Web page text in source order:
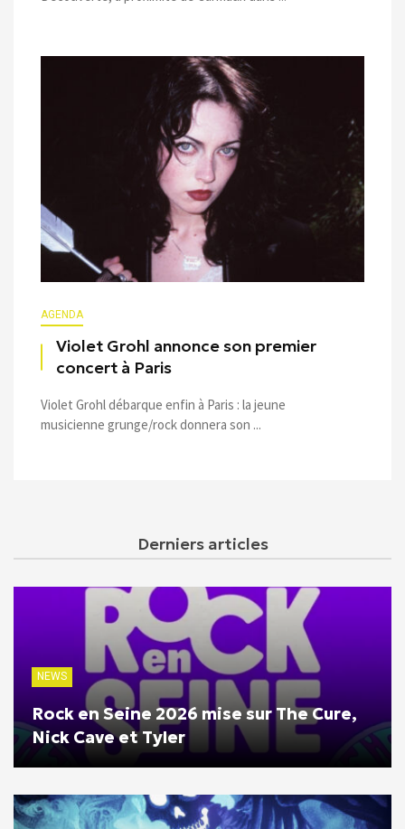
AGENDA
Violet Grohl annonce son premier
concert à Paris
Violet Grohl débarque enfin à Paris : la jeune
musicienne grunge/rock donnera son ...
Derniers articles
NEWS
Rock en Seine 2026 mise sur The Cure,
Nick Cave et Tyler